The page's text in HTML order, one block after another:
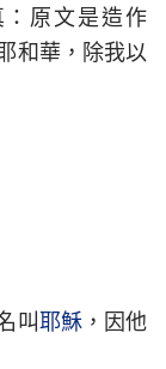
原文是造作
和華，除我以
叫耶穌，因他